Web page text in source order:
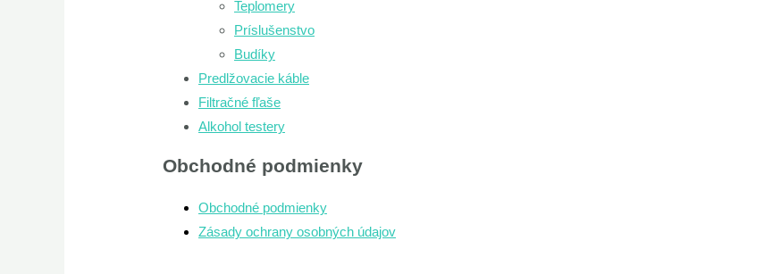
Teplomery
Príslušenstvo
Budíky
Predlžovacie káble
Filtračné fľaše
Alkohol testery
Obchodné podmienky
Obchodné podmienky
Zásady ochrany osobných údajov